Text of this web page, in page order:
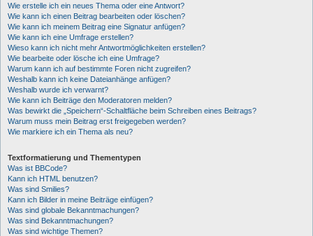
Wie erstelle ich ein neues Thema oder eine Antwort?
Wie kann ich einen Beitrag bearbeiten oder löschen?
Wie kann ich meinem Beitrag eine Signatur anfügen?
Wie kann ich eine Umfrage erstellen?
Wieso kann ich nicht mehr Antwortmöglichkeiten erstellen?
Wie bearbeite oder lösche ich eine Umfrage?
Warum kann ich auf bestimmte Foren nicht zugreifen?
Weshalb kann ich keine Dateianhänge anfügen?
Weshalb wurde ich verwarnt?
Wie kann ich Beiträge den Moderatoren melden?
Was bewirkt die „Speichern“-Schaltfläche beim Schreiben eines Beitrags?
Warum muss mein Beitrag erst freigegeben werden?
Wie markiere ich ein Thema als neu?
Textformatierung und Thementypen
Was ist BBCode?
Kann ich HTML benutzen?
Was sind Smilies?
Kann ich Bilder in meine Beiträge einfügen?
Was sind globale Bekanntmachungen?
Was sind Bekanntmachungen?
Was sind wichtige Themen?